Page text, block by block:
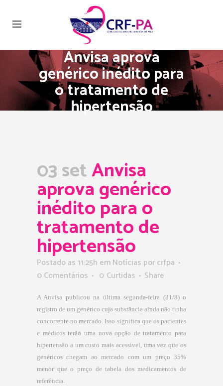
Anvisa aprova
genérico inédito para
o tratamento de
hipertensão
03 setAnvisa
aprova genérico
inédito para o
tratamento de
hipertensão
Postado as 11:25h emNotícias porcrfpa
0 Comentários
0 Curtidas Share
A Anvisa publicou na última segunda-feira (31/8) o
registro de um genérico cuja substância ainda não tinha
concorrente no mercado. Isso significa que os pacientes
e médicos terão uma nova opção de tratamento para
hipertensão a um custo mais acessível, uma vez que os
genéricos chegam ao mercado com um preço 35%
menor que o preço de tabela dos medicamentos de
referência.